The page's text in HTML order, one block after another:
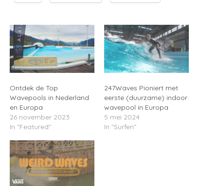
Ontdek de Top
Wavepools in Nederland
en Europa
26 november 2023
In "Featured"
247Waves Pioniert met
eerste (duurzame) indoor
wavepool in Europa
5 mei 2024
In "Surfen"